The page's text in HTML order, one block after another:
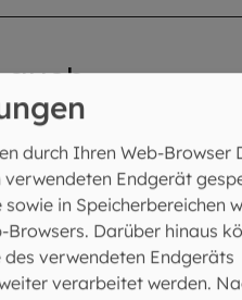
auch
Preiss / EOM
durch Ihren Web-Browser
Endgerät
in Speicherbereichen
Darüber hinaus
verwendeten Endgeräts
verarbeitet werden.